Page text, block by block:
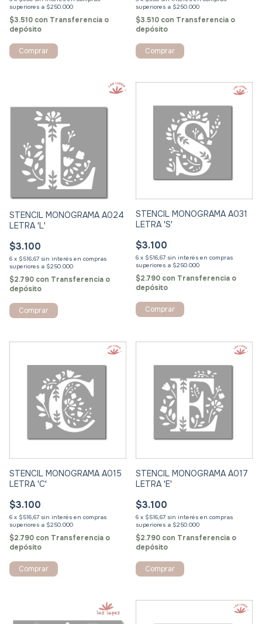
$3.510 con Transferencia o
depósito
Comprar
$3.510 con Transferencia o
depósito
Comprar
STENCIL MONOGRAMA A024
LETRA 'L'
$3.100
6 x $516,67 sin interés
$2.790 con Transferencia o
depósito
Comprar
STENCIL MONOGRAMA A031
LETRA 'S'
$3.100
6 x $516,67 sin interés
$2.790 con Transferencia o
depósito
Comprar
STENCIL MONOGRAMA A015
LETRA 'C'
$3.100
6 x $516,67 sin interés
$2.790 con Transferencia o
depósito
Comprar
STENCIL MONOGRAMA A017
LETRA 'E'
$3.100
6 x $516,67 sin interés
$2.790 con Transferencia o
depósito
Comprar